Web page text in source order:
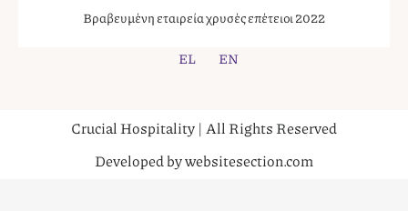
Βραβευμένη εταιρεία χρυσές επέτειοι 2022
EL EN
Crucial Hospitality | All Rights Reserved
Developed by websitesection.com